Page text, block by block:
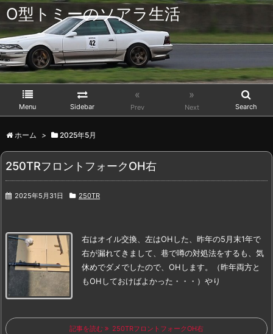
O型トミーのソアラ生活
Menu Sidebar
«
Prev
»
Next Search
ホーム > 2025年5月
250TRフロントフォークOH右
2025年5月31日 250TR
右はオイル交換、左はOHした、昨年の5月末1年で
右が漏れてきまして、巷で噂の対処法をするも、気
休めでダメでしたので、 OHします。（昨年両方と
もOHしておけばよかった・・・） やり
記事を読む 250TRフロントフォークOH右